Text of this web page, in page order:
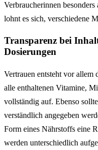
Verbraucherinnen
lohnt es sich, verschiedene
Transparenz bei
Dosierungen
Vertrauen entsteht vor
alle enthaltenen Vitamine,
vollständig auf. Ebenso
verständlich angegeben
Form eines Nährstoffs eine
werden unterschiedlich